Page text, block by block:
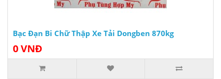
Bạc Đạn Bi Chữ Thập Xe Tải Dongben 870kg
0 VNĐ